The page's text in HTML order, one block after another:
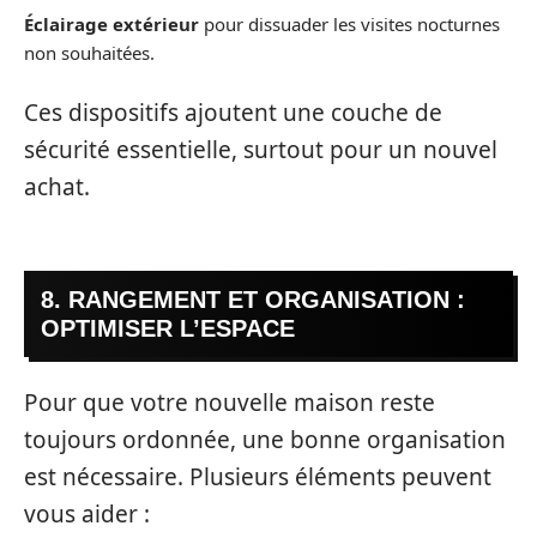
Éclairage extérieur pour dissuader les visites nocturnes
non souhaitées.
Ces dispositifs ajoutent une couche de
sécurité essentielle, surtout pour un nouvel
achat.
8. RANGEMENT ET ORGANISATION :
OPTIMISER L’ESPACE
Pour que votre nouvelle maison reste
toujours ordonnée, une bonne organisation
est nécessaire. Plusieurs éléments peuvent
vous aider :